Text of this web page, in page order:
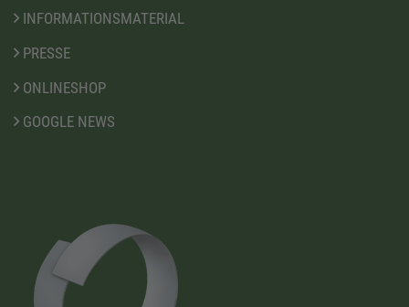
INFORMATIONSMATERIAL
PRESSE
ONLINESHOP
GOOGLE NEWS